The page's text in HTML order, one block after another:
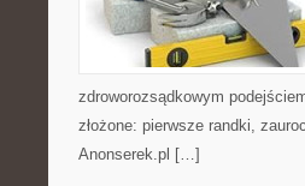
zdroworozsądkowym
złożone: pierwsze randki,
Anonserek.pl […]